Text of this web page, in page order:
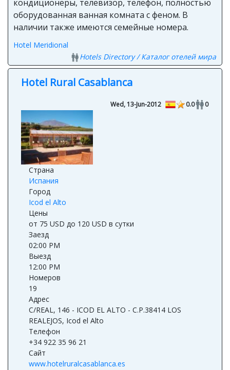
кондиционеры, телевизор, телефон, полностью
оборудованная ванная комната с феном. В
наличии также имеются семейные номера.
Hotel Meridional
Hotels Directory / Каталог отелей мира
Hotel Rural Casablanca
Wed, 13-Jun-2012 0.0 0
Страна
Испания
Город
Icod el Alto
Цены
от 75 USD до 120 USD в сутки
Заезд
02:00 PM
Выезд
12:00 PM
Номеров
19
Адрес
C/REAL, 146 - ICOD EL ALTO - C.P.38414 LOS
REALEJOS, Icod el Alto
Телефон
+34 922 35 96 21
Сайт
www.hotelruralcasablanca.es